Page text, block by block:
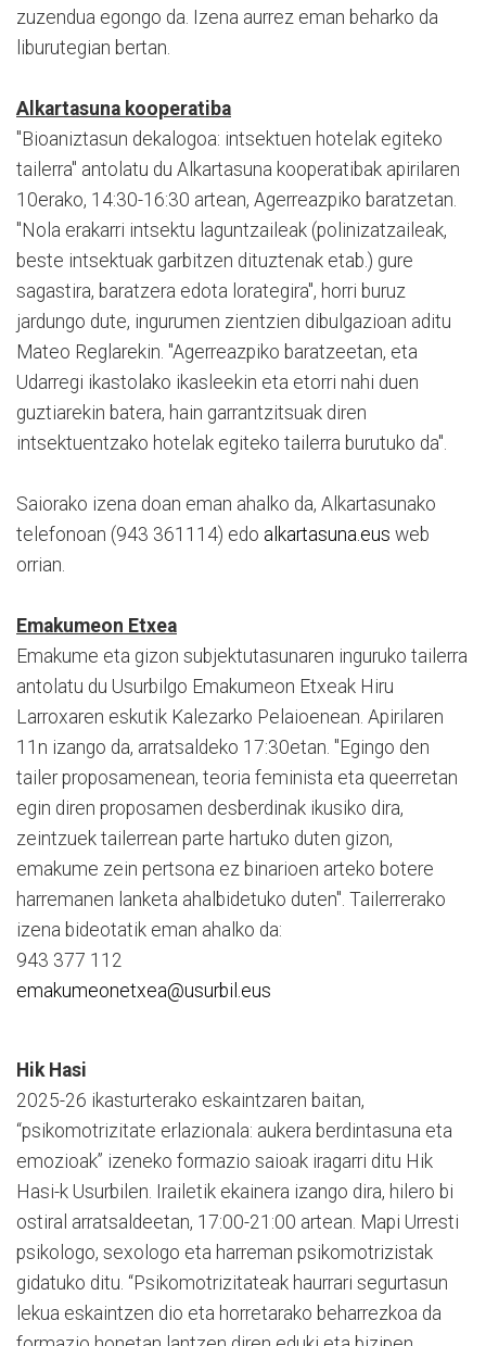
zuzendua egongo da. Izena aurrez eman beharko da
liburutegian bertan.
Alkartasuna kooperatiba
"Bioaniztasun dekalogoa: intsektuen hotelak egiteko
tailerra" antolatu du Alkartasuna kooperatibak apirilaren
10erako, 14:30-16:30 artean, Agerreazpiko baratzetan.
"Nola erakarri intsektu laguntzaileak (polinizatzaileak,
beste intsektuak garbitzen dituztenak etab.) gure
sagastira, baratzera edota lorategira", horri buruz
jardungo dute, ingurumen zientzien dibulgazioan aditu
Mateo Reglarekin. "Agerreazpiko baratzeetan, eta
Udarregi ikastolako ikasleekin eta etorri nahi duen
guztiarekin batera, hain garrantzitsuak diren
intsektuentzako hotelak egiteko tailerra burutuko da".
Saiorako izena doan eman ahalko da, Alkartasunako
telefonoan (943 361114) edo alkartasuna.eus web
orrian.
Emakumeon Etxea
Emakume eta gizon subjektutasunaren inguruko tailerra
antolatu du Usurbilgo Emakumeon Etxeak Hiru
Larroxaren eskutik Kalezarko Pelaioenean. Apirilaren
11n izango da, arratsaldeko 17:30etan. "Egingo den
tailer proposamenean, teoria feminista eta queerretan
egin diren proposamen desberdinak ikusiko dira,
zeintzuek tailerrean parte hartuko duten gizon,
emakume zein pertsona ez binarioen arteko botere
harremanen lanketa ahalbidetuko duten". Tailerrerako
izena bideotatik eman ahalko da:
943 377 112
emakumeonetxea@usurbil.eus
Hik Hasi
2025-26 ikasturterako eskaintzaren baitan,
“psikomotrizitate erlazionala: aukera berdintasuna eta
emozioak” izeneko formazio saioak iragarri ditu Hik
Hasi-k Usurbilen. Irailetik ekainera izango dira, hilero bi
ostiral arratsaldeetan, 17:00-21:00 artean. Mapi Urresti
psikologo, sexologo eta harreman psikomotrizistak
gidatuko ditu. “Psikomotrizitateak haurrari segurtasun
lekua eskaintzen dio eta horretarako beharrezkoa da